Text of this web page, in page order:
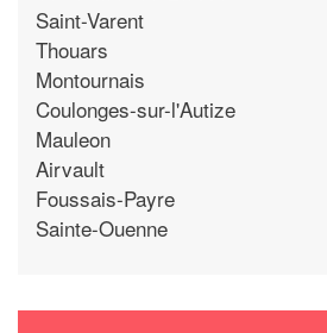
Saint-Varent
Thouars
Montournais
Coulonges-sur-l'Autize
Mauleon
Airvault
Foussais-Payre
Sainte-Ouenne